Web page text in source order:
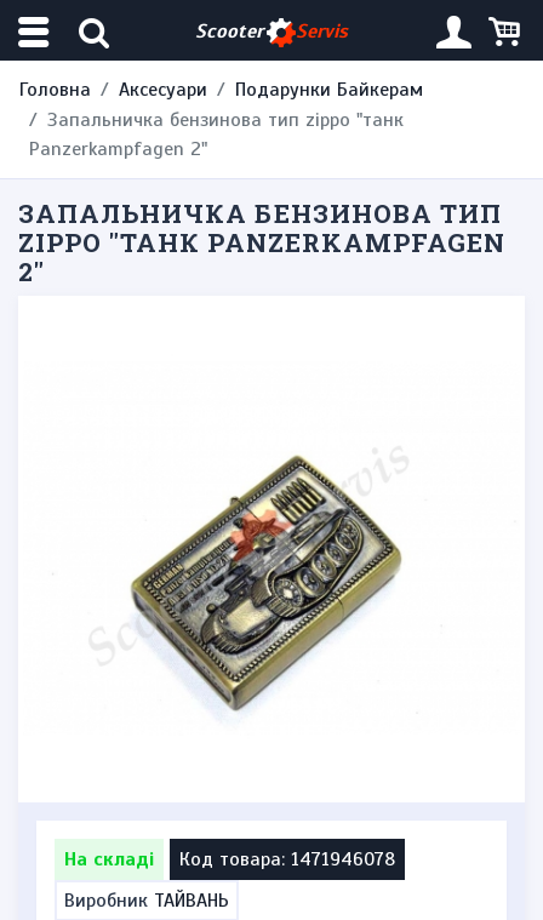
Scooter Servis
Головна Аксесуари
Подарунки Байкерам
Запальничка бензинова тип zippo "танк
Panzerkampfagen 2"
ЗАПАЛЬНИЧКА БЕНЗИНОВА ТИП
ZIPPO "ТАНК PANZERKAMPFAGEN
2"
На складі
Код товара: 1471946078
Виробник ТАЙВАНЬ